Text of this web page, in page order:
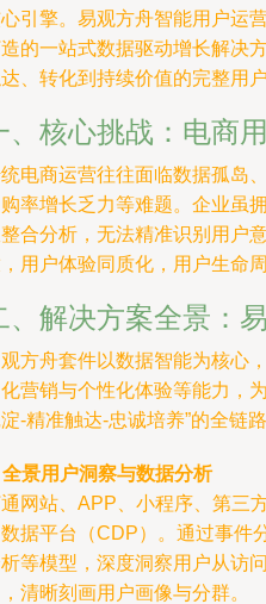
引擎。易观方舟智能用户运
的一站式数据驱动增长解决
、转化到持续价值的完整用户
、核心挑战：电商
电商运营往往面临数据孤岛
率增长乏力等难题。企业虽
合分析，无法精准识别用户
用户体验同质化，用户生命
、解决方案全景：
方舟套件以数据智能为核心
营销与个性化体验等能力，
-精准触达-忠诚培养”的全链路
全景用户洞察与数据分析
网站、APP、小程序、第三
据平台（CDP）。通过事件
等模型，深度洞察用户从访
清晰刻画用户画像与分群。